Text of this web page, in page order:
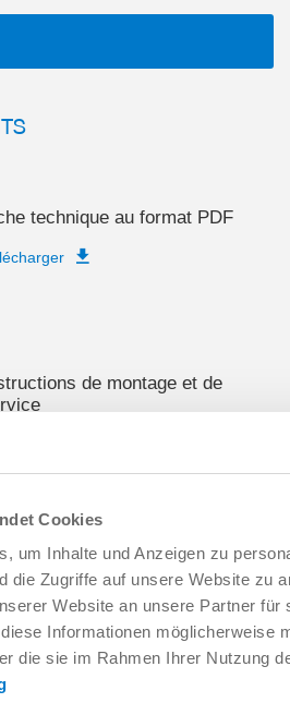
Cookies
um Inhalte und Anzeigen zu
die Zugriffe auf unsere Website zu
Website an unsere Partner
Informationen möglicherweise
die sie im Rahmen Ihrer Nutzung
technique au format PDF
de montage et de
les données de CAO